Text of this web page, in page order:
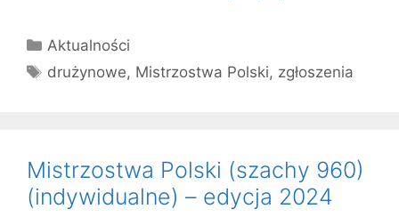
Kategorie
Aktualności
Tagi
drużynowe, Mistrzostwa Polski, zgłoszenia
Mistrzostwa Polski (szachy 960)
(indywidualne) – edycja 2024